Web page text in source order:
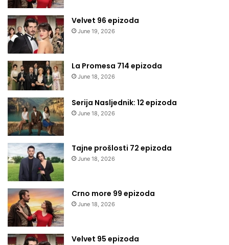
Velvet 96 epizoda
June 19, 2026
La Promesa 714 epizoda
June 18, 2026
Serija Nasljednik: 12 epizoda
June 18, 2026
Tajne prošlosti 72 epizoda
June 18, 2026
Crno more 99 epizoda
June 18, 2026
Velvet 95 epizoda